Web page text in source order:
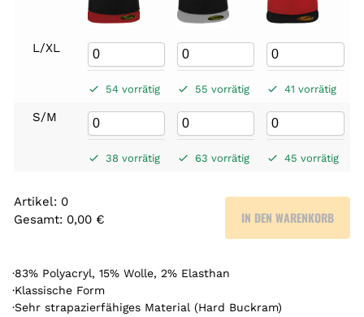
L/XL
54 vorrätig 55 vorrätig 41 vorrätig
S/M
38 vorrätig 63 vorrätig 45 vorrätig
Artikel: 0
Gesamt: 0,00 €
r
t
i
IN DEN WARENKORB
·83% Polyacryl, 15% Wolle, 2% Elasthan
·Klassische Form
·Sehr strapazierfähiges Material (Hard Buckram)